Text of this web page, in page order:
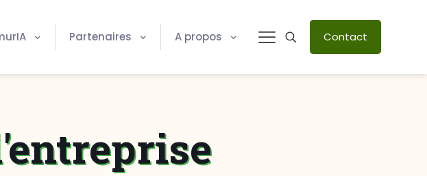
Partenaires A propos Contact